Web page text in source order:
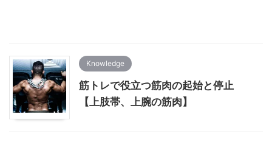
Knowledge
筋トレで役立つ筋肉の起始と停止
【上肢帯、上腕の筋肉】